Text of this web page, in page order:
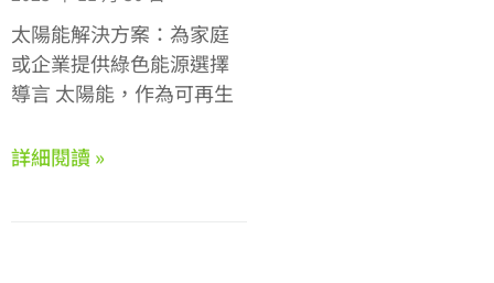
太陽能解決方案：為家庭
或企業提供綠色能源選擇
導言 太陽能，作為可再生
詳細閱讀 »